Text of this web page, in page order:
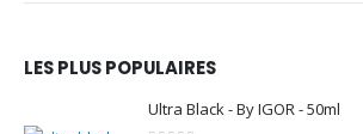
LES PLUS POPULAIRES
Ultra Black - By IGOR - 50ml